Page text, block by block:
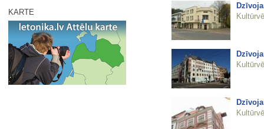
KARTE